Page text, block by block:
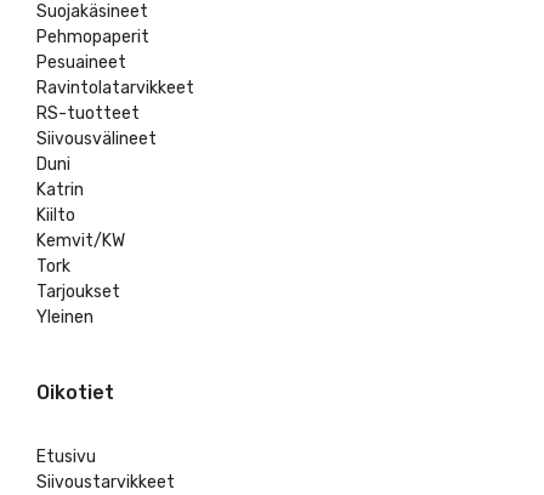
Suojakäsineet
Pehmopaperit
Pesuaineet
Ravintolatarvikkeet
RS-tuotteet
Siivousvälineet
Duni
Katrin
Kiilto
Kemvit/KW
Tork
Tarjoukset
Yleinen
Oikotiet
Etusivu
Siivoustarvikkeet